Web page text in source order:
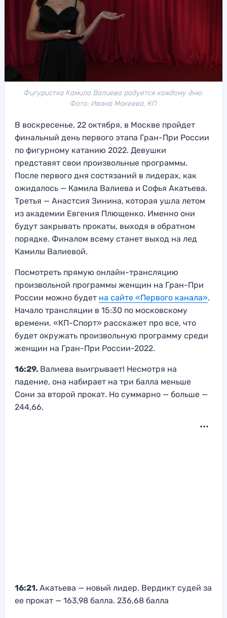
Фигуристка Камила Валиева радуется каждому дню.
Фото: Ивана Макеева, КП
В воскресенье, 22 октября, в Москве пройдет
финальный день первого этапа Гран-При России
по фигурному катанию 2022. Девушки
представят свои произвольные программы.
После первого дня состязаний в лидерах, как
ожидалось — Камила Валиева и Софья Акатьева.
Третья — Анастсия Зинина, которая ушла летом
из академии Евгения Плющенко. Именно они
будут закрывать прокаты, выходя в обратном
порядке. Финалом всему станет выход на лед
Камилы Валиевой.
Посмотреть прямую онлайн-трансляцию
произвольной программы женщин на Гран-При
России можно будет на сайте «Первого канала».
Начало трансляции в 15:30 по московскому
времени. «КП-Спорт» расскажет про все, что
будет окружать произвольную программу среди
женщин на Гран-При России-2022.
16:29. Валиева выигрывает! Несмотря на
падение, она набирает на три балла меньше
Сони за второй прокат. Но суммарно — больше —
244,66.
16:21. Акатьева — новый лидер. Вердикт судей за
ее прокат — 163,98 балла. 236,68 балла